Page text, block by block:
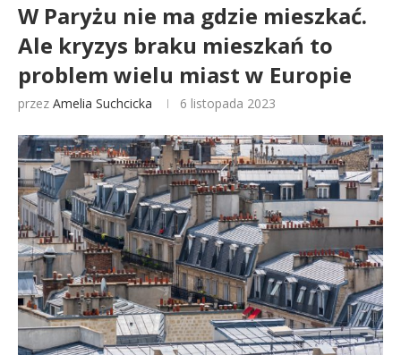
W Paryżu nie ma gdzie mieszkać.
Ale kryzys braku mieszkań to
problem wielu miast w Europie
przez Amelia Suchcicka 6 listopada 2023